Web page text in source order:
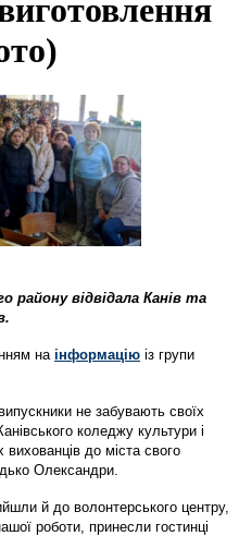
району відвідала Канів та
на інформацію із групи
не забувають своїх
коледжу культури і
до міста свого
Олександри.
й до волонтерського центру,
роботи, принесли гостинці